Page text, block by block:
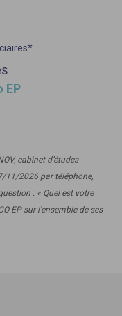
EP
cabinet d’études
11/2026 par téléphone,
: « Quel est votre
EP sur l'ensemble de ses